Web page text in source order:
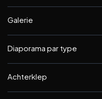
Galerie
Diaporama par type
Achterklep